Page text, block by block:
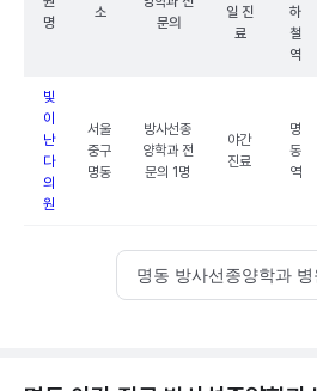
명
소
문의
일 진
료
하
철
역
빛
이
난
다
의
원
서울
중구
명동
방사선종
양학과 전
문의 1명
야간
진료
명
동
역
명동 방사선종양학과 병